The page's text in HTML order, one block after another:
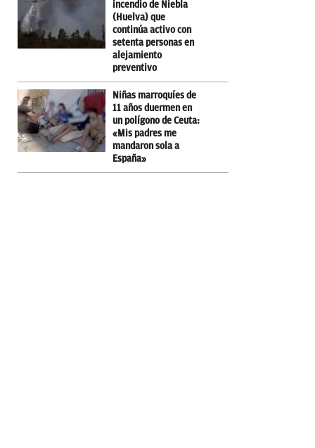
incendio de Niebla
(Huelva) que
continúa activo con
setenta personas en
alejamiento
preventivo
Niñas marroquíes de
11 años duermen en
un polígono de Ceuta:
«Mis padres me
mandaron sola a
España»